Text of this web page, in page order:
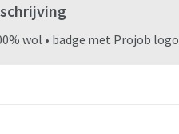
wol • badge met Projob logo